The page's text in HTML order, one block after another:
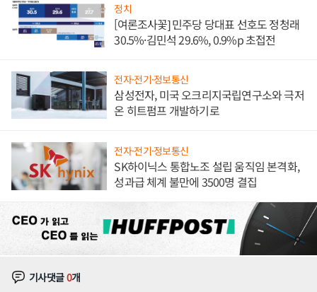
정치
[여론조사꽃] 민주당 당대표 선호도 정청래
30.5%·김민석 29.6%, 0.9%p 초접전
전자·전기·정보통신
삼성전자, 미국 오크리지국립연구소와 극저
온 히트펌프 개발하기로
전자·전기·정보통신
SK하이닉스 통합노조 설립 움직임 본격화,
성과급 체계 불만에 3500명 결집
기사댓글0개